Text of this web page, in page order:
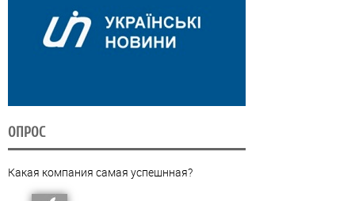
ОПРОС
Какая компания самая успешнная?